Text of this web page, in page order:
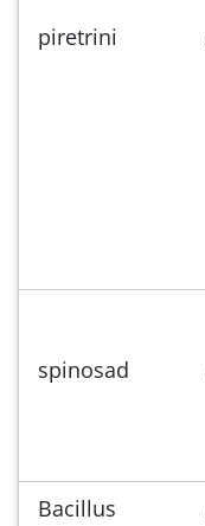
piretrini
spinosad
Bacillus